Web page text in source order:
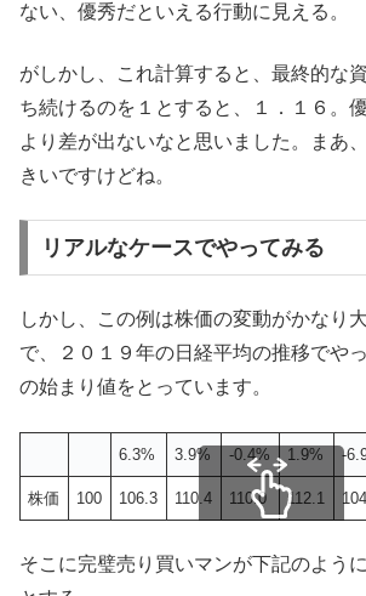
ない、優秀だといえる行動に見える。
がしかし、これ計算すると、最終的な
ち続けるのを１とすると、１．１６。
より差が出ないなと思いました。まあ
きいですけどね。
リアルなケースでやってみる
しかし、この例は株価の変動がかなり
で、２０１９年の日経平均の推移でや
の始まり値をとっています。
6.3% 3.9% -0.4% 1.9% -
株価 100 106.3 110.4 110.0 112.1
そこに完璧売り買いマンが下記のよう